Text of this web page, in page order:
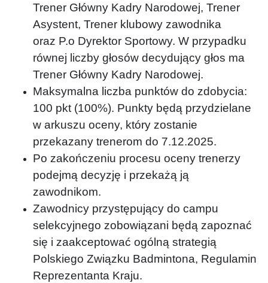
Trener Główny Kadry Narodowej, Trener
Asystent, Trener klubowy zawodnika
oraz P.o Dyrektor Sportowy. W przypadku
równej liczby głosów decydujący głos ma
Trener Główny Kadry Narodowej.
Maksymalna liczba punktów do zdobycia:
100 pkt (100%). Punkty będą przydzielane
w arkuszu oceny, który zostanie
przekazany trenerom do 7.12.2025.
Po zakończeniu procesu oceny trenerzy
podejmą decyzję i przekażą ją
zawodnikom.
Zawodnicy przystępujący do campu
selekcyjnego zobowiązani będą zapoznać
się i zaakceptować ogólną strategią
Polskiego Związku Badmintona, Regulamin
Reprezentanta Kraju.